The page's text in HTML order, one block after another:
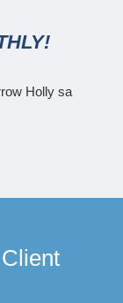
Holly sa